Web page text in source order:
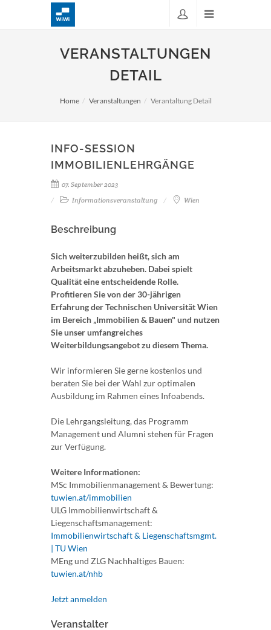
VERANSTALTUNGEN
DETAIL
Home Veranstaltungen Verantaltung Detail
INFO-SESSION
IMMOBILIENLEHRGÄNGE
07. September 2023
Informationsveranstaltung
Wien
Beschreibung
Sich weiterzubilden heißt, sich am
Arbeitsmarkt abzuheben. Dabei spielt
Qualität eine entscheidende Rolle.
Profitieren Sie von der 30-jährigen
Erfahrung der Technischen Universität Wien
im Bereich „Immobilien & Bauen" und nutzen
Sie unser umfangreiches
Weiterbildungsangebot zu diesem Thema.
Wir informieren Sie gerne kostenlos und
beraten Sie bei der Wahl zur optimalen
Ausbildung im Rahmen eines Infoabends.
Die Lehrgangsleitung, das Programm
Management und Alumni stehen für Fragen
zur Verfügung.
Weitere Informationen:
MSc Immobilienmanagement & Bewertung:
tuwien.at/immobilien
ULG Immobilienwirtschaft &
Liegenschaftsmanagement:
Immobilienwirtschaft & Liegenschaftsmgmt.
| TU Wien
MEng und ZLG Nachhaltiges Bauen:
tuwien.at/nhb
Jetzt anmelden
Veranstalter